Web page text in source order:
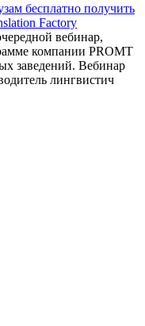
бесплатно получить
Factory
вебинар,
компании PROMT
заведений. Вебинар
лингвистич